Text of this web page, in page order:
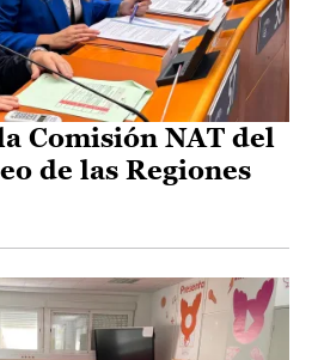
Comisión NAT del
de las Regiones